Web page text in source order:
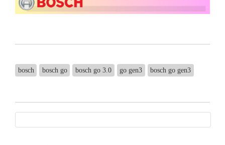
bosch bosch go bosch go 3.0 go gen3 bosch go gen3